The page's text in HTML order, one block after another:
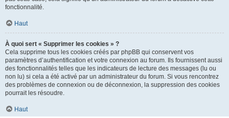
fonctionnalité.
Haut
À quoi sert « Supprimer les cookies » ?
Cela supprime tous les cookies créés par phpBB qui conservent vos
paramètres d’authentification et votre connexion au forum. Ils fournissent aussi
des fonctionnalités telles que les indicateurs de lecture des messages (lu ou
non lu) si cela a été activé par un administrateur du forum. Si vous rencontrez
des problèmes de connexion ou de déconnexion, la suppression des cookies
pourrait les résoudre.
Haut